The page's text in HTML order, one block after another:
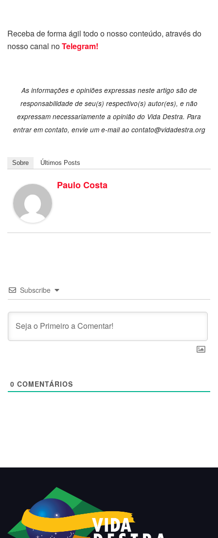
Receba de forma ágil todo o nosso conteúdo, através do
nosso canal noTelegram!
As informações e opiniões expressas neste artigo são de
responsabilidade de seu(s) respectivo(s) autor(es), e não
expressam necessariamente a opinião do Vida Destra. Para
entrar em contato, envie um e-mail ao contato@vidadestra.org
Sobre Últimos Posts
Paulo Costa
Subscribe
0 COMENTÁRIOS